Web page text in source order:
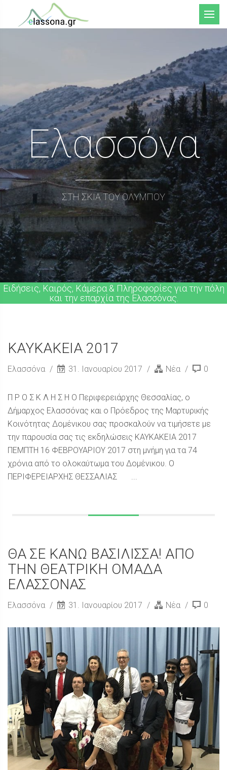
Μενού
Ελασσόνα
ΣΤΗ ΣΚΙΑ ΤΟΥ ΟΛΥΜΠΟΥ
Ειδήσεις, Καιρός, Κάμερα & Πληροφορίες για την πόλη
και την επαρχία της Ελασσόνας.
ΚΑΥΚΑΚΕΙΑ 2017
Ελασσόνα 31. Ιανουαρίου 2017 Νέα 0
Π Ρ Ο Σ Κ Λ Η Σ Η Ο Περιφερειάρχης Θεσσαλίας, ο
Δήμαρχος Ελασσόνας και ο Πρόεδρος της Μαρτυρικής
Κοινότητας Δομένικου σας προσκαλούν να τιμήσετε με
την παρουσία σας τις εκδηλώσεις ΚΑΥΚΑΚΕΙΑ 2017
ΠΕΜΠΤΗ 16 ΦΕΒΡΟΥΑΡΙΟΥ 2017 στη μνήμη για τα 74
χρόνια από το ολοκαύτωμα του Δομένικου. Ο
ΠΕΡΙΦΕΡΕΙΑΡΧΗΣ ΘΕΣΣΑΛΙΑΣ ...
ΘΑ ΣΕ ΚΑΝΩ ΒΑΣΙΛΙΣΣΑ! ΑΠΟ
ΤΗΝ ΘΕΑΤΡΙΚΗ ΟΜΑΔΑ
ΕΛΑΣΣΟΝΑΣ
Ελασσόνα 31. Ιανουαρίου 2017 Νέα 0